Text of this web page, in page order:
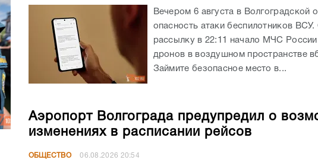
Вечером 6 августа в Волгоградской
опасность атаки беспилотников
рассылку в 22:11 начало МЧС
дронов в воздушном пространстве
Займите безопасное место в...
Аэропорт Волгограда предупредил о
изменениях в расписании рейсов
ОБЩЕСТВО 06.08.2026 20:54